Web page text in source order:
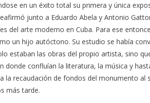
en un éxito total su primera y única
junto a Eduardo Abela y Antonio
del arte moderno en Cuba. Para ese
un hijo autóctono. Su estudio se había
estaban las obras del propio artista, sino
donde confluían la literatura, la música y
la recaudación de fondos del monumento al
más tarde.